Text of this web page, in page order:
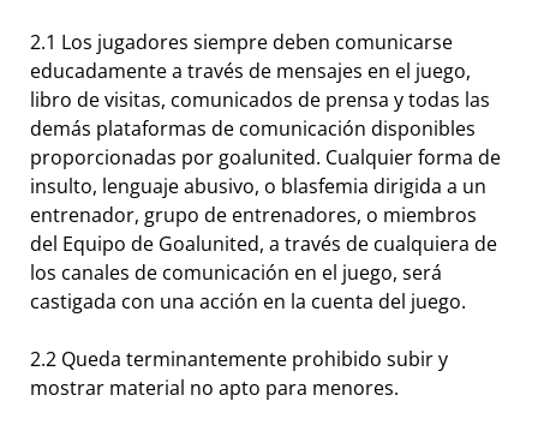
2.1 Los jugadores siempre deben comunicarse
educadamente a través de mensajes en el juego,
libro de visitas, comunicados de prensa y todas las
demás plataformas de comunicación disponibles
proporcionadas por goalunited. Cualquier forma de
insulto, lenguaje abusivo, o blasfemia dirigida a un
entrenador, grupo de entrenadores, o miembros
del Equipo de Goalunited, a través de cualquiera de
los canales de comunicación en el juego, será
castigada con una acción en la cuenta del juego.
2.2 Queda terminantemente prohibido subir y
mostrar material no apto para menores.